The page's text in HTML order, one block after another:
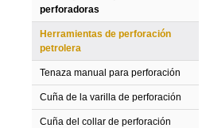
perforadoras
Herramientas de perforación
petrolera
Tenaza manual para perforación
Cuña de la varilla de perforación
Cuña del collar de perforación